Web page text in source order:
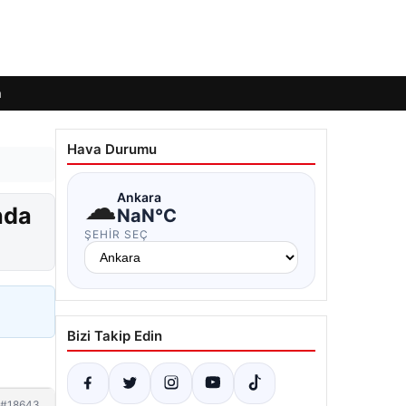
Hava Durumu
☁Ankara
NaN°C
ŞEHIR SEÇ
Bizi Takip Edin